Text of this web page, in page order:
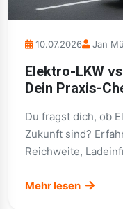
10.07.2026 Jan
Elektro-LKW
Dein Praxis-
Du fragst dich, ob
Zukunft sind?
Reichweite,
Mehr lesen